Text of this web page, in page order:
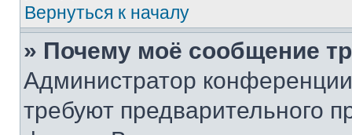
Вернуться к началу
» Почему моё сообщение
Администратор
требуют предварительного